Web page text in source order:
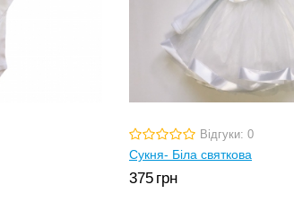
Відгуки: 0
Сукня- Біла святкова
375 грн